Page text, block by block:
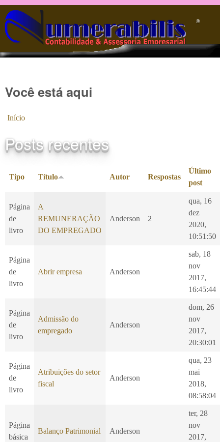
Pular para o conteúdo principal
®️
Você está aqui
Início
Posts recentes
Tipo Título Autor Respostas
Último
post
Página
de
livro
A
REMUNERAÇÃO
DO EMPREGADO
Anderson 2
qua, 16
dez
2020,
10:51:50
Página
de
livro
Abrir empresa Anderson
sab, 18
nov
2017,
16:45:44
Página
de
livro
Admissão do
empregado
Anderson
dom, 26
nov
2017,
20:30:01
Página
de
livro
Atribuições do setor
fiscal
Anderson
qua, 23
mai
2018,
08:58:04
Página
básica
Balanço Patrimonial Anderson
ter, 28
nov
2017,